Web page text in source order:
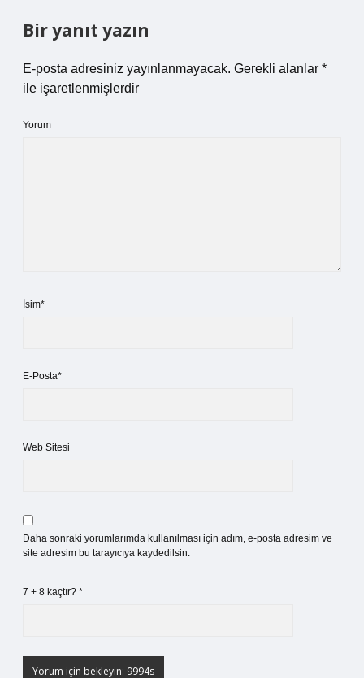
Bir yanıt yazın
E-posta adresiniz yayınlanmayacak. Gerekli alanlar *
ile işaretlenmişlerdir
Yorum
İsim*
E-Posta*
Web Sitesi
Daha sonraki yorumlarımda kullanılması için adım, e-posta adresim ve
site adresim bu tarayıcıya kaydedilsin.
7 + 8 kaçtır? *